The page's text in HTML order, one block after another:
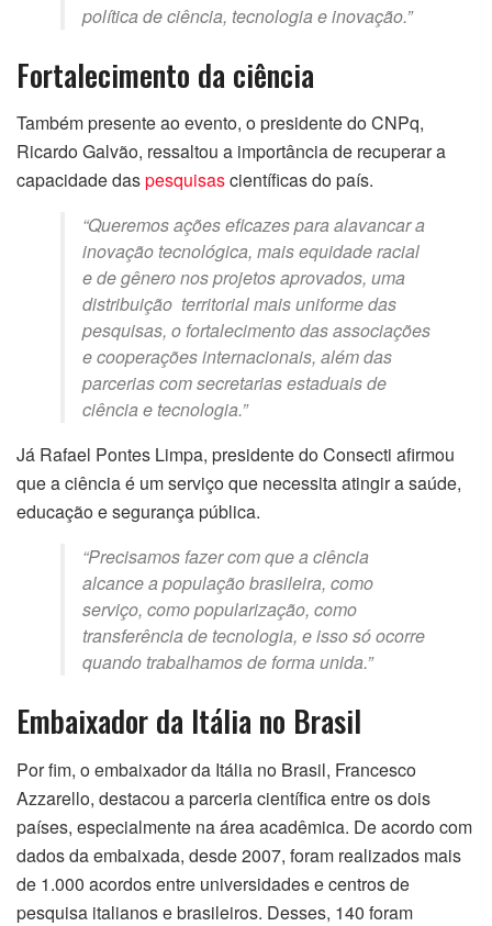
política de ciência, tecnologia e inovação.”
Fortalecimento da ciência
Também presente ao evento, o presidente do CNPq,
Ricardo Galvão, ressaltou a importância de recuperar a
capacidade daspesquisascientíficas do país.
“Queremos ações eficazes para alavancar a
inovação tecnológica, mais equidade racial
e de gênero nos projetos aprovados, uma
distribuição territorial mais uniforme das
pesquisas, o fortalecimento das associações
e cooperações internacionais, além das
parcerias com secretarias estaduais de
ciência e tecnologia.”
Já Rafael Pontes Limpa, presidente do Consecti afirmou
que a ciência é um serviço que necessita atingir a saúde,
educação e segurança pública.
“Precisamos fazer com que a ciência
alcance a população brasileira, como
serviço, como popularização, como
transferência de tecnologia, e isso só ocorre
quando trabalhamos de forma unida.”
Embaixador da Itália no Brasil
Por fim, o embaixador da Itália no Brasil, Francesco
Azzarello, destacou a parceria científica entre os dois
países, especialmente na área acadêmica. De acordo com
dados da embaixada, desde 2007, foram realizados mais
de 1.000 acordos entre universidades e centros de
pesquisa italianos e brasileiros. Desses, 140 foram